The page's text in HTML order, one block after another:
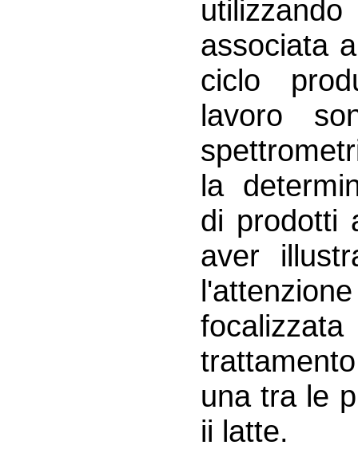
associata
ciclo
lavoro
la
di prodotti
aver
una tra le
ii latte.